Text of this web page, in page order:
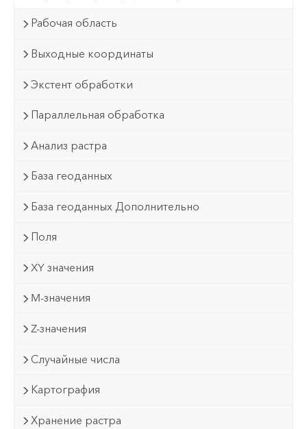
Рабочая область
Выходные координаты
Экстент обработки
Параллельная обработка
Анализ растра
База геоданных
База геоданных Дополнительно
Поля
XY значения
M-значения
Z-значения
Случайные числа
Картография
Хранение растра